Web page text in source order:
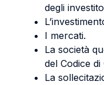
degli
I mercati.
La società
del Codice
La